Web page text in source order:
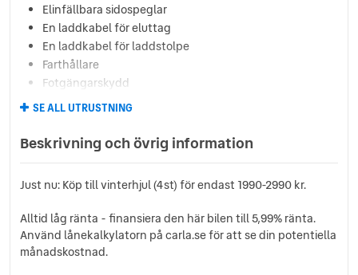
Elinfällbara sidospeglar
En laddkabel för eluttag
En laddkabel för laddstolpe
Farthållare
Fotgängarskydd
Färg Cosmos Black Metallic
Keyless Go
Kollisionsvarning
LED-strålkastare
Lane Keeping Aid
Live Traffic Capabillity
Mercedes Me
SE ALL UTRUSTNING
Beskrivning och övrig information
Just nu: Köp till vinterhjul (4st) för endast 1990-2990 kr.
Alltid låg ränta - finansiera den här bilen till 5,99% ränta.
Använd lånekalkylatorn på carla.se för att se din potentiella
månadskostnad.